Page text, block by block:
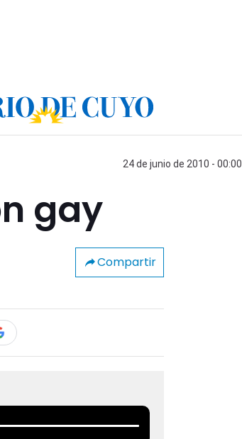
24 de junio de 2010 - 00:00
gay
Compartir